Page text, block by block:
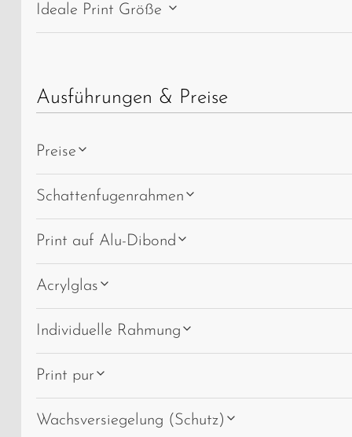
Ideale Print Größe
Ausführungen & Preise
Preise
Schattenfugenrahmen
Print auf Alu-Dibond
Acrylglas
Individuelle Rahmung
Print pur
Wachsversiegelung (Schutz)